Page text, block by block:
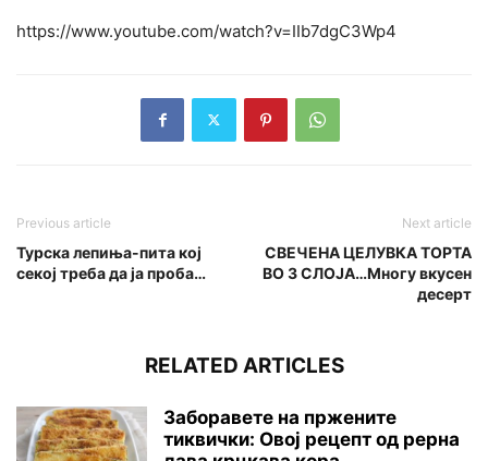
https://www.youtube.com/watch?v=IIb7dgC3Wp4
Previous article
Турска лепиња-пита кој
секој треба да ја проба…
Next article
СВЕЧЕНА ЦЕЛУВКА ТОРТА
ВО 3 СЛОЈА…Многу вкусен
десерт
RELATED ARTICLES
Заборавете на пржените
тиквички: Овој рецепт од рерна